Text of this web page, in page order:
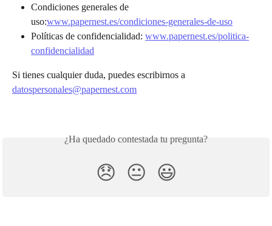
Condiciones generales de
uso:www.papernest.es/condiciones-generales-de-uso
Políticas de confidencialidad: www.papernest.es/politica-
confidencialidad
Si tienes cualquier duda, puedes escribirnos a
datospersonales@papernest.com
¿Ha quedado contestada tu pregunta?
😞 😐 😃